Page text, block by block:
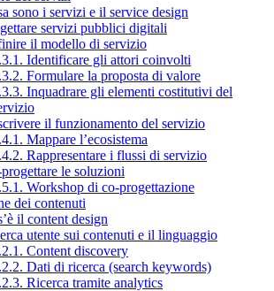
sono i servizi e il service design
servizi pubblici digitali
il modello di servizio
Identificare gli attori coinvolti
Formulare la proposta di valore
Inquadrare gli elementi costitutivi del
il funzionamento del servizio
Mappare l’ecosistema
Rappresentare i flussi di servizio
le soluzioni
Workshop di co-progettazione
dei contenuti
il content design
utente sui contenuti e il linguaggio
Content discovery
Dati di ricerca (search keywords)
Ricerca tramite analytics